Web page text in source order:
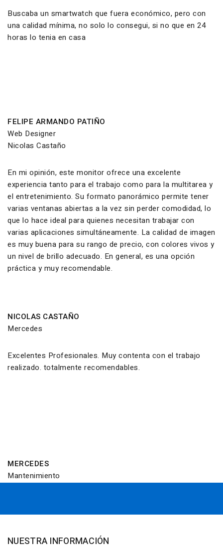
Buscaba un smartwatch que fuera económico, pero con
una calidad mínima, no solo lo consegui, si no que en 24
horas lo tenia en casa
FELIPE ARMANDO PATIÑO
Web Designer
Nicolas Castaño
En mi opinión, este monitor ofrece una excelente
experiencia tanto para el trabajo como para la multitarea y
el entretenimiento. Su formato panorámico permite tener
varias ventanas abiertas a la vez sin perder comodidad, lo
que lo hace ideal para quienes necesitan trabajar con
varias aplicaciones simultáneamente. La calidad de imagen
es muy buena para su rango de precio, con colores vivos y
un nivel de brillo adecuado. En general, es una opción
práctica y muy recomendable.
NICOLAS CASTAÑO
Mercedes
Excelentes Profesionales. Muy contenta con el trabajo
realizado. totalmente recomendables.
MERCEDES
Mantenimiento
NUESTRA INFORMACIÓN